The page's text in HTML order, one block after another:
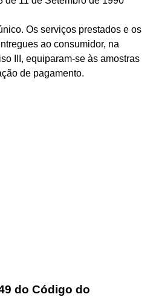
Os serviços prestados e os
ao consumidor, na
III, equiparam-se às amostras
de pagamento.
do Código do